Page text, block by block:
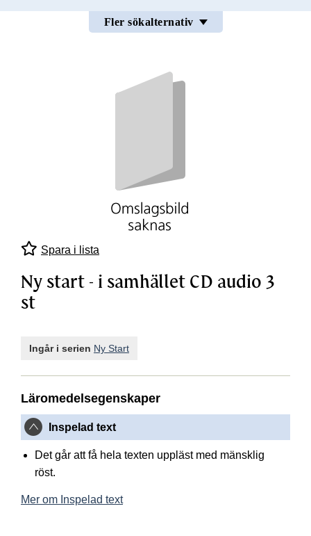
Fler sökalternativ
Spara i lista
Ny start - i samhället CD audio 3
st
Ingår i serien Ny Start
Läromedelsegenskaper
Inspelad text
Det går att få hela texten uppläst med mänsklig
röst.
Mer om Inspelad text